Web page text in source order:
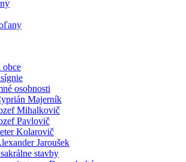
obce
osobnosti
Majerník
Mihalkovič
Pavlovič
Kolarovič
Jaroušek
stavby